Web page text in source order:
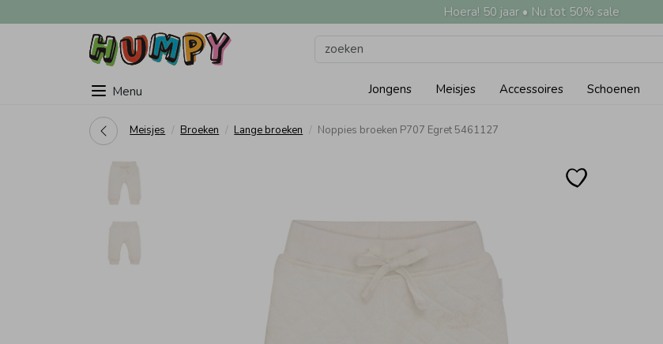
Hoera! 50 jaar • Nu tot 50% sale
Menu Jongens Meisjes Accessoires Schoenen
Meisjes Broeken Lange broeken Noppies broeken P707 Egret 5461127